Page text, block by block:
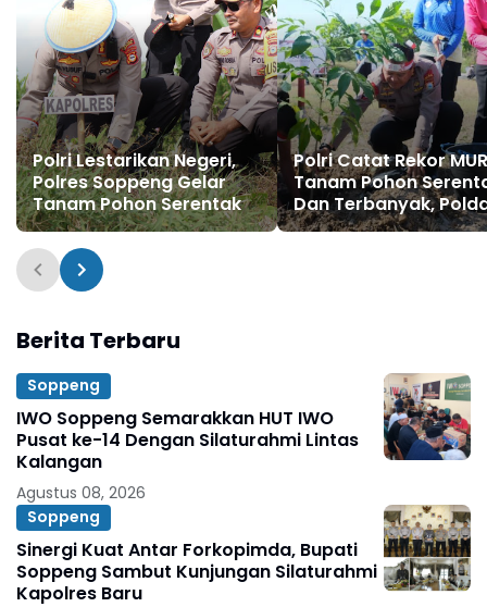
Polri Lestarikan Negeri,
Polres Soppeng Gelar
Tanam Pohon Serentak
Polri Catat Rekor
Tanam Pohon
Dan Terbanyak,
Sulsel Tanam 1.750
Berita Terbaru
Soppeng
IWO Soppeng Semarakkan HUT IWO
Pusat ke-14 Dengan Silaturahmi Lintas
Kalangan
Agustus 08, 2026
Soppeng
Sinergi Kuat Antar Forkopimda, Bupati
Soppeng Sambut Kunjungan Silaturahmi
Kapolres Baru